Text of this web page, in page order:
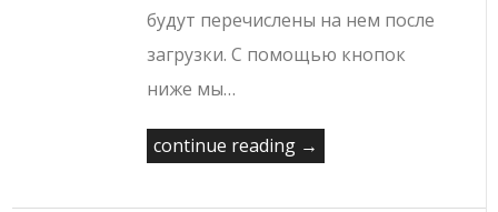
будут перечислены на нем после
загрузки. С помощью кнопок
ниже мы…
continue reading →